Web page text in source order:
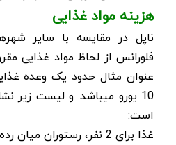
هزینه مواد غذایی
ناپل در مقایسه با سایر
فلورانس از لحاظ مواد غذایی
عنوان مثال حدود یک وعده
10 یورو می­باشد
.و لیست زیر
است:
غذا برای 2 نفر، رستوران میان رده، سه غذا 54.89 €